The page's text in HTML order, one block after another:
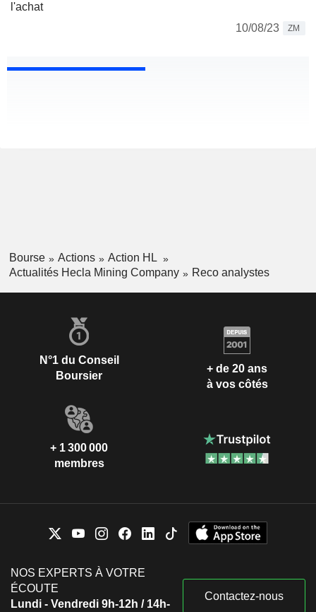
l'achat
10/08/23
ZM
Bourse Actions
Action HL
Actualités Hecla Mining Company
Reco analystes
N°1 du Conseil
Boursier
+ de 20 ans
à vos côtés
+ 1 300 000
membres
NOS EXPERTS À VOTRE
ÉCOUTE
Lundi - Vendredi 9h-12h / 14h-
Contactez-nous